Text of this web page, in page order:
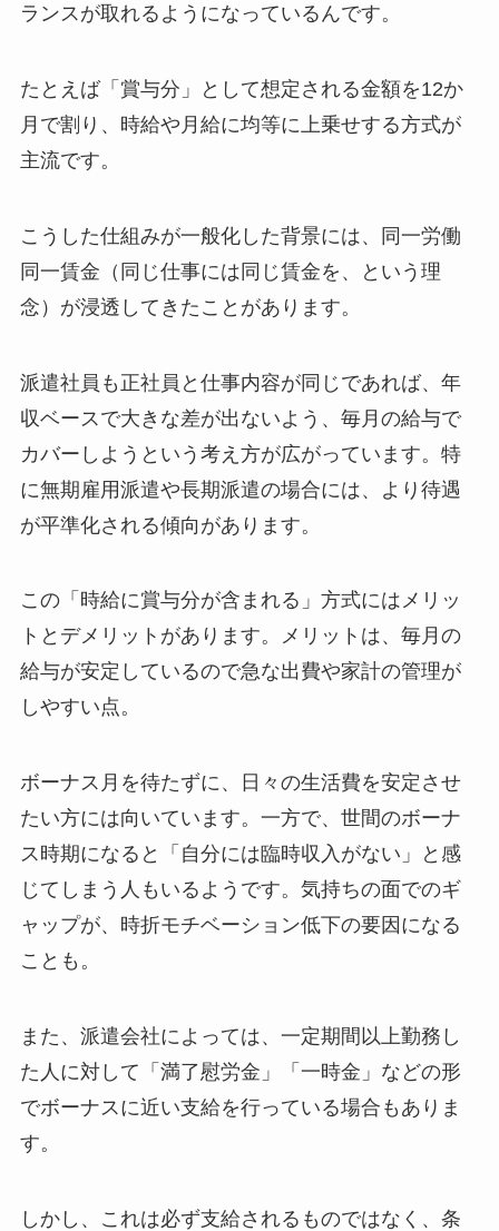
ランスが取れるようになっているんです。
たとえば「賞与分」として想定される金額を12か
月で割り、時給や月給に均等に上乗せする方式が
主流です。
こうした仕組みが一般化した背景には、同一労働
同一賃金（同じ仕事には同じ賃金を、という理
念）が浸透してきたことがあります。
派遣社員も正社員と仕事内容が同じであれば、年
収ベースで大きな差が出ないよう、毎月の給与で
カバーしようという考え方が広がっています。特
に無期雇用派遣や長期派遣の場合には、より待遇
が平準化される傾向があります。
この「時給に賞与分が含まれる」方式にはメリッ
トとデメリットがあります。メリットは、毎月の
給与が安定しているので急な出費や家計の管理が
しやすい点。
ボーナス月を待たずに、日々の生活費を安定させ
たい方には向いています。一方で、世間のボーナ
ス時期になると「自分には臨時収入がない」と感
じてしまう人もいるようです。気持ちの面でのギ
ャップが、時折モチベーション低下の要因になる
ことも。
また、派遣会社によっては、一定期間以上勤務し
た人に対して「満了慰労金」「一時金」などの形
でボーナスに近い支給を行っている場合もありま
す。
しかし、これは必ず支給されるものではなく、条